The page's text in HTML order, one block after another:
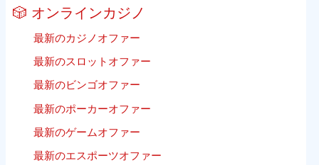
🎲 オンラインカジノ
最新のカジノオファー
最新のスロットオファー
最新のビンゴオファー
最新のポーカーオファー
最新のゲームオファー
最新のエスポーツオファー